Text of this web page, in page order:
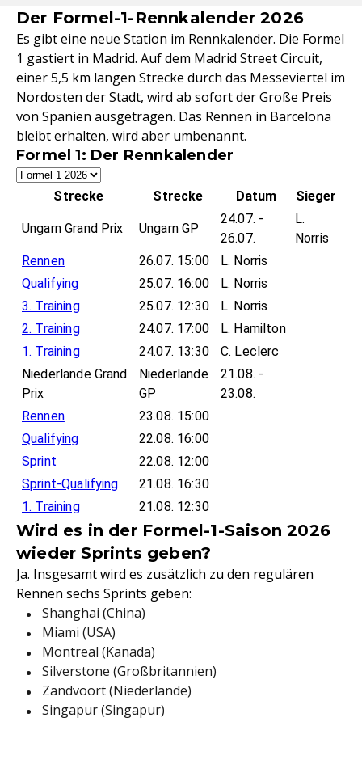
Der Formel-1-Rennkalender 2026
Es gibt eine neue Station im Rennkalender. Die Formel
1 gastiert in Madrid. Auf dem Madrid Street Circuit,
einer 5,5 km langen Strecke durch das Messeviertel im
Nordosten der Stadt, wird ab sofort der Große Preis
von Spanien ausgetragen. Das Rennen in Barcelona
bleibt erhalten, wird aber umbenannt.
Formel 1: Der Rennkalender
Strecke Strecke Datum Sieger
Ungarn Grand Prix Ungarn GP
24.07. -
26.07.
L.
Norris
Rennen
26.07. 15:00
L. Norris
Qualifying
25.07. 16:00
L. Norris
3. Training
25.07. 12:30
L. Norris
2. Training
24.07. 17:00
L. Hamilton
1. Training
24.07. 13:30
C. Leclerc
Niederlande Grand
Prix
Niederlande
GP
21.08. -
23.08.
Rennen
23.08. 15:00
Qualifying
22.08. 16:00
Sprint
22.08. 12:00
Sprint-Qualifying
21.08. 16:30
1. Training
21.08. 12:30
Wird es in der Formel-1-Saison 2026
wieder Sprints geben?
Ja. Insgesamt wird es zusätzlich zu den regulären
Rennen sechs Sprints geben:
Shanghai (China)
Miami (USA)
Montreal (Kanada)
Silverstone (Großbritannien)
Zandvoort (Niederlande)
Singapur (Singapur)